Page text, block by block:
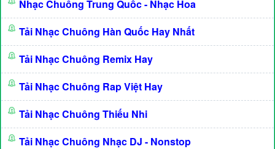
Nhạc Chuông Trung Quốc - Nhạc Hoa
Tải Nhạc Chuông Hàn Quốc Hay Nhất
Tải Nhạc Chuông Remix Hay
Tải Nhạc Chuông Rap Việt Hay
Tải Nhạc Chuông Thiếu Nhi
Tải Nhạc Chuông Nhạc DJ - Nonstop